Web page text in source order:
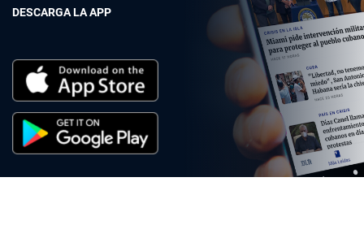
DESCARGA LA APP